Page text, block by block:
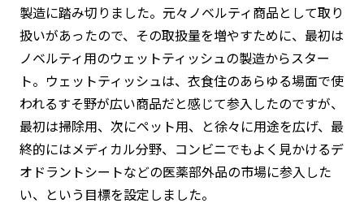
製造に踏み切りました。元々ノベルティ商品として取り
扱いがあったので、その取扱量を増やすために、最初は
ノベルティ用のウェットティッシュの製造からスター
ト。ウェットティッシュは、衣食住のあらゆる場面で使
われるすそ野が広い商品だと感じて参入したのですが、
最初は掃除用、次にペット用、と徐々に用途を広げ、最
終的にはメディカル分野、コンビニでもよく見かけるデ
オドラントシートなどの医薬部外品の市場に参入した
い、という目標を設定しました。